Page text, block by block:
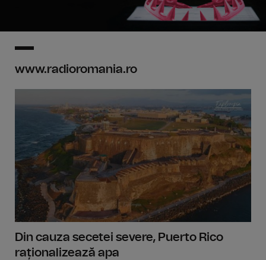
www.radioromania.ro
Din cauza secetei severe, Puerto Rico
raționalizează apa